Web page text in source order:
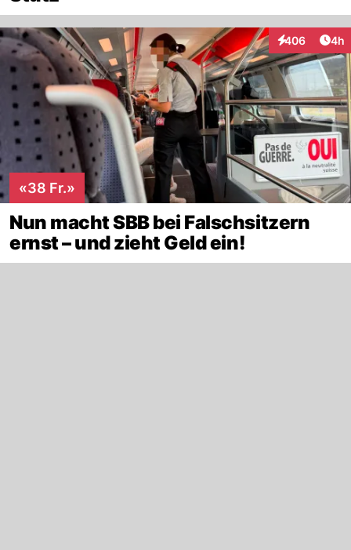
406
Interaktionen
4h
«38 Fr.»
Nun macht SBB bei Falschsitzern
ernst – und zieht Geld ein!